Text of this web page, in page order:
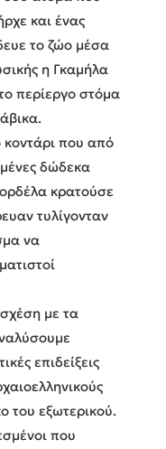
και ένας
το ζώο μέσα
η Γκαμήλα
περίεργο στόμα
κοντάρι που από
δώδεκα
κρατούσε
τυλίγονταν
να
με τα
επιδείξεις
του εξωτερικού.
που